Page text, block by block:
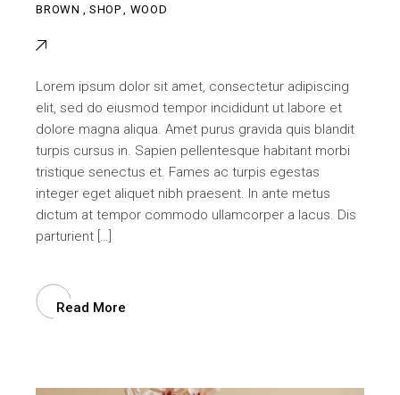
BROWN
SHOP WOOD
Lorem ipsum dolor sit amet, consectetur adipiscing
elit, sed do eiusmod tempor incididunt ut labore et
dolore magna aliqua. Amet purus gravida quis blandit
turpis cursus in. Sapien pellentesque habitant morbi
tristique senectus et. Fames ac turpis egestas
integer eget aliquet nibh praesent. In ante metus
dictum at tempor commodo ullamcorper a lacus. Dis
parturient […]
Read More